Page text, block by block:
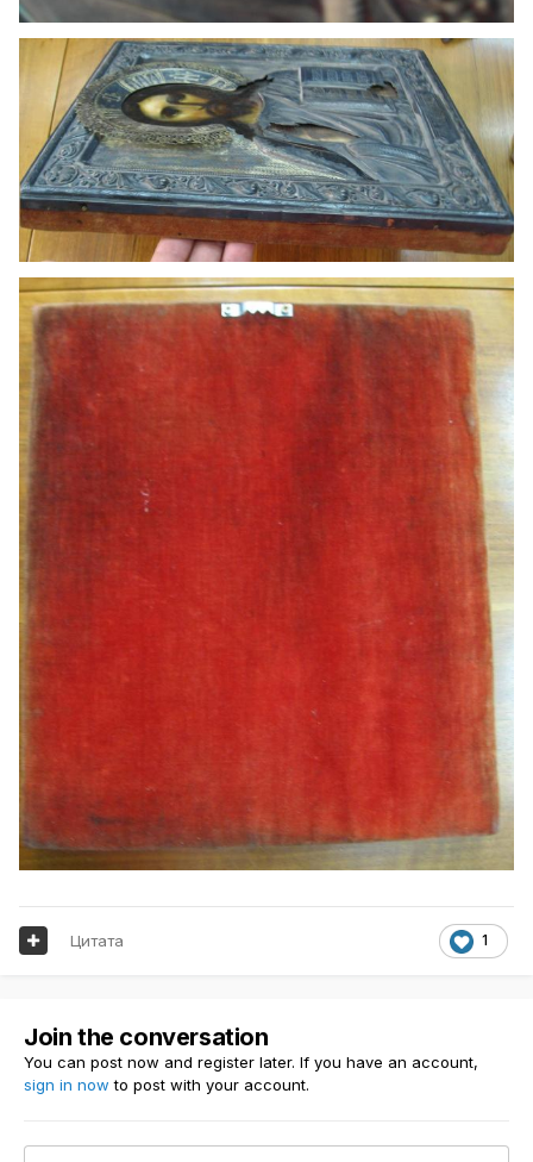
1
Цитата
Join the conversation
You can post now and register later. If you have an account,
sign in now to post with your account.